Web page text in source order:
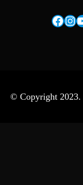
Facebook InstagramYouTube
© Copyright 2023.